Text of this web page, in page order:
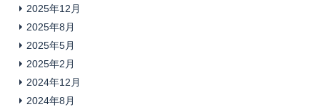
2025年12月
2025年8月
2025年5月
2025年2月
2024年12月
2024年8月